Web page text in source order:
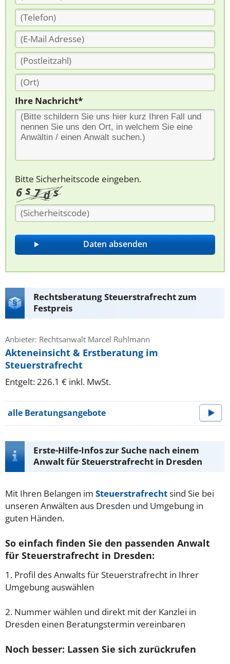
Ihre Nachricht*
Bitte Sicherheitscode eingeben.
Rechtsberatung Steuerstrafrecht zum
Festpreis
Anbieter: Rechtsanwalt Marcel Ruhlmann
Akteneinsicht & Erstberatung im
Steuerstrafrecht
Entgelt: 226.1 € inkl. MwSt.
alle Beratungsangebote
Erste-Hilfe-Infos zur Suche nach einem
Anwalt für Steuerstrafrecht in Dresden
Mit Ihren Belangen im Steuerstrafrechtsind Sie bei
unseren Anwälten aus Dresden und Umgebung in
guten Händen.
So einfach finden Sie den passenden Anwalt
für Steuerstrafrecht in Dresden:
1. Profil des Anwalts für Steuerstrafrecht in Ihrer
Umgebung auswählen
2. Nummer wählen und direkt mit der Kanzlei in
Dresden einen Beratungstermin vereinbaren
Noch besser: Lassen Sie sich zurückrufen